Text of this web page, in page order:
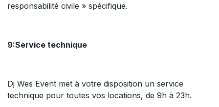
responsabilité civile » spécifique.
9:Service technique
Dj Wes Event met à votre disposition un service
technique pour toutes vos locations, de 9h à 23h.